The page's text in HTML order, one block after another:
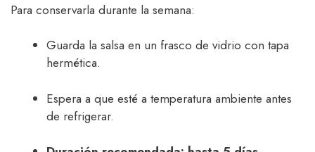
Para conservarla durante la semana:
Guarda la salsa en un frasco de vidrio con tapa
hermética.
Espera a que esté a temperatura ambiente antes
de refrigerar.